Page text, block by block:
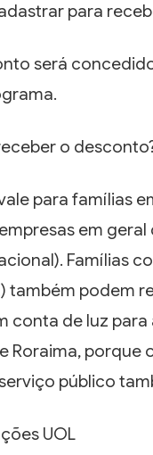
para
será
o
para famílias
em
Famílias
também podem
conta de luz
Roraima, porque
público
UOL